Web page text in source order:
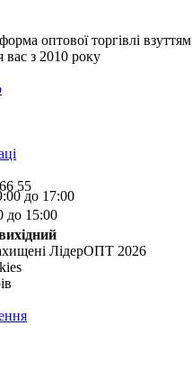
оптової торгівлі взуттям
з 2010 року
55
до 17:00
до 15:00
ЛідерОПТ 2026